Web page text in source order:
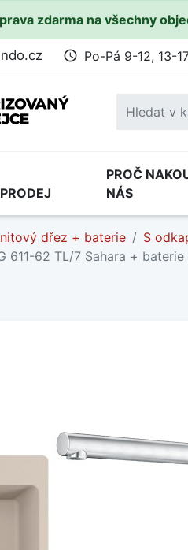
zdarma na všechny
access_time Po-Pá 9-12, 13-
PROČ
NÁS
dřez + baterie
S
611-62 TL/7 Sahara +